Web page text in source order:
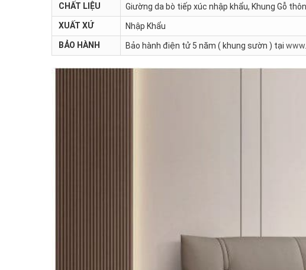
CHẤT LIỆU
Giường da bò tiếp xúc nhập khẩu, Khung Gỗ
XUẤT XỨ
Nhập Khẩu
BẢO HÀNH
Bảo hành điện tử 5 năm ( khung sườn ) tại